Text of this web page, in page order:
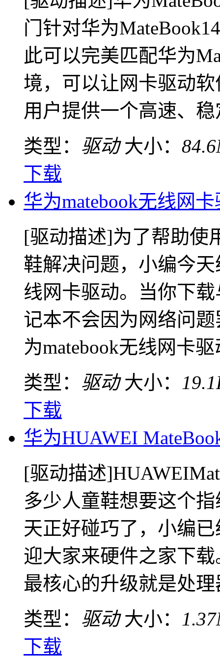
门针对华为
此可以完美匹配华为
境，可以让网卡驱动
用户提供一个高速、稳
类型： 驱动 大小：
下载
华为matebook无线网
[驱动描述]为了帮助使
鞋解决问题，小编今
线网卡驱动。当你下
记本不会因为网络问
为matebook无线网卡驱
类型： 驱动 大小：
下载
华为HUAWEI
[驱动描述
多少人童鞋想要这个
天正好碰巧了，小编
迎大家来硬件之家下载
最核心的升级就是处理
类型： 驱动 大小：
下载